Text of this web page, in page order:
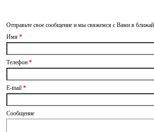
Отправьте свое сообщение и мы свяжемся с Вами в
Имя *
Телефон *
E-mail *
Сообщение